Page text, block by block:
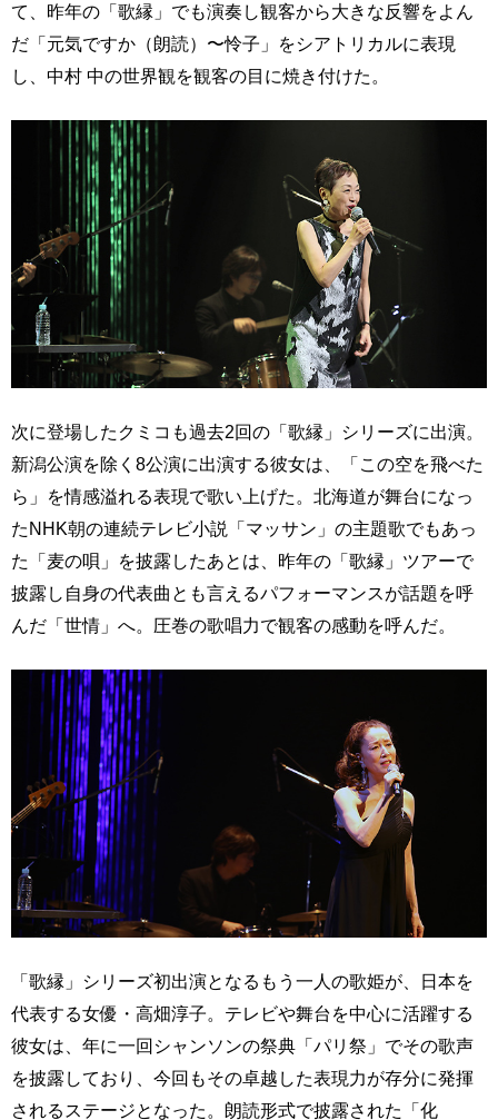
て、昨年の「歌縁」でも演奏し観客から大きな反響をよん
だ「元気ですか（朗読）〜怜子」をシアトリカルに表現
し、中村 中の世界観を観客の目に焼き付けた。
次に登場したクミコも過去2回の「歌縁」シリーズに出演。
新潟公演を除く8公演に出演する彼女は、「この空を飛べた
ら」を情感溢れる表現で歌い上げた。北海道が舞台になっ
たNHK朝の連続テレビ小説「マッサン」の主題歌でもあっ
た「麦の唄」を披露したあとは、昨年の「歌縁」ツアーで
披露し自身の代表曲とも言えるパフォーマンスが話題を呼
んだ「世情」へ。圧巻の歌唱力で観客の感動を呼んだ。
「歌縁」シリーズ初出演となるもう一人の歌姫が、日本を
代表する女優・高畑淳子。テレビや舞台を中心に活躍する
彼女は、年に一回シャンソンの祭典「パリ祭」でその歌声
を披露しており、今回もその卓越した表現力が存分に発揮
されるステージとなった。朗読形式で披露された「化